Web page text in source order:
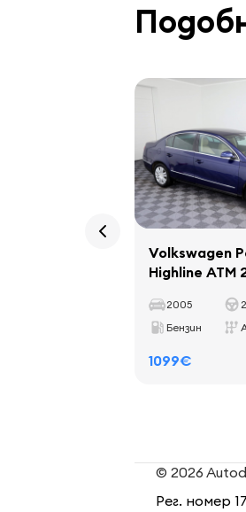
Volkswagen
Highline ATM
2005
Бензин
1099€
© 2026
Рег. номер